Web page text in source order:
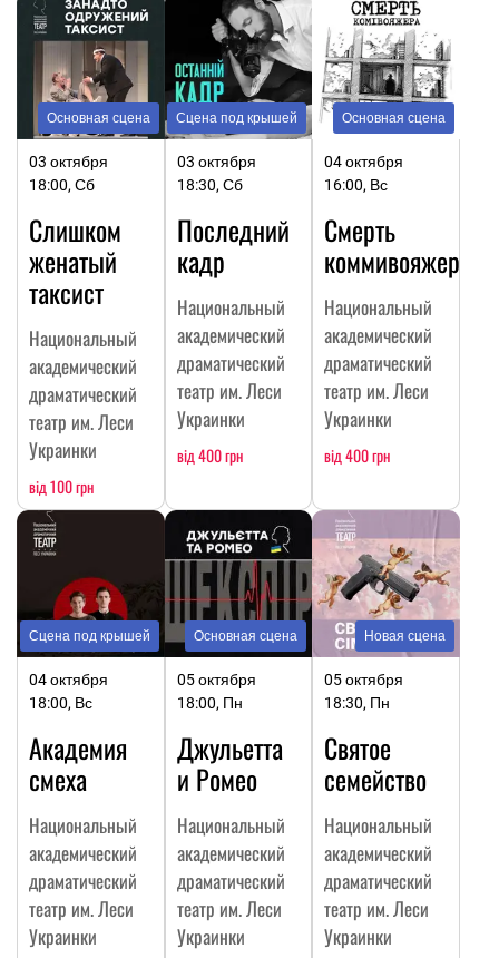
Основная сцена
03 октября
18:00, Сб
Слишком
женатый
таксист
Национальный
академический
драматический
театр им. Леси
Украинки
від 100 грн
Сцена под крышей
03 октября
18:30, Сб
Последний
кадр
Национальный
академический
драматический
театр им. Леси
Украинки
від 400 грн
Основная сцена
04 октября
16:00, Вс
Смерть
коммивояжера
Национальный
академический
драматический
театр им. Леси
Украинки
від 400 грн
Сцена под крышей
04 октября
18:00, Вс
Академия
смеха
Национальный
академический
драматический
театр им. Леси
Украинки
Основная сцена
05 октября
18:00, Пн
Джульетта
и Ромео
Национальный
академический
драматический
театр им. Леси
Украинки
Новая сцена
05 октября
18:30, Пн
Святое
семейство
Национальный
академический
драматический
театр им. Леси
Украинки